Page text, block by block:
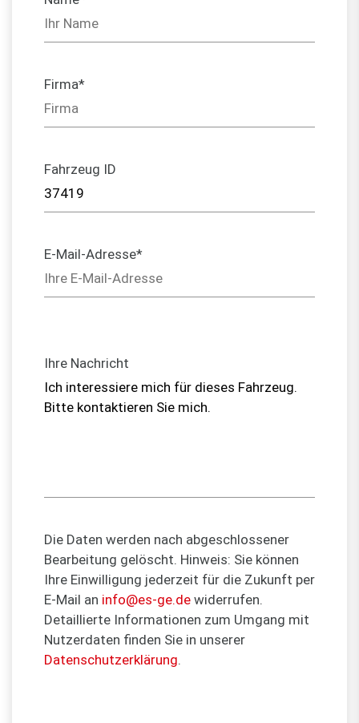
Firma*
Fahrzeug ID
E-Mail-Adresse*
Ihre Nachricht
Die Daten werden nach abgeschlossener
Bearbeitung gelöscht. Hinweis: Sie können
Ihre Einwilligung jederzeit für die Zukunft per
E-Mail an info@es-ge.de widerrufen.
Detaillierte Informationen zum Umgang mit
Nutzerdaten finden Sie in unserer
Datenschutzerklärung.